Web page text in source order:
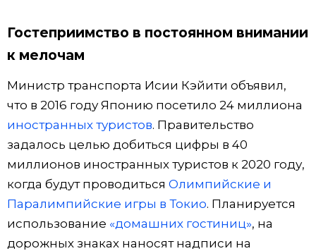
Гостеприимство в постоянном внимании
к мелочам
Министр транспорта Исии Кэйити объявил,
что в 2016 году Японию посетило 24 миллиона
иностранных туристов. Правительство
задалось целью добиться цифры в 40
миллионов иностранных туристов к 2020 году,
когда будут проводиться Олимпийские и
Паралимпийские игры в Токио. Планируется
использование «домашних гостиниц», на
дорожных знаках наносят надписи на